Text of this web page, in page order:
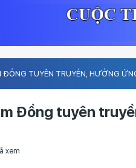
ĐỒNG TUYÊN TRUYỀN, HƯỞNG
Đồng tuyên
xem